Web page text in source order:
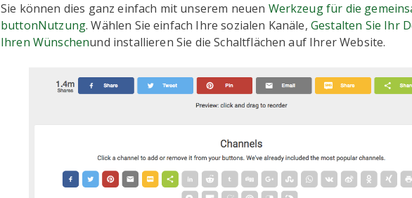
Sie können dies ganz einfach mit unserem neuen Werkzeug für die
buttonNutzung. Wählen Sie einfach Ihre sozialen Kanäle, Gestalten Sie Ihr
Ihren Wünschenund installieren Sie die Schaltflächen auf Ihrer Website.